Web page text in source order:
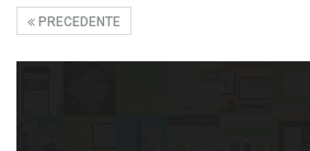
PRECEDENTE